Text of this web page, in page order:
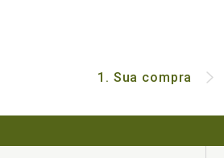
1. Sua compra